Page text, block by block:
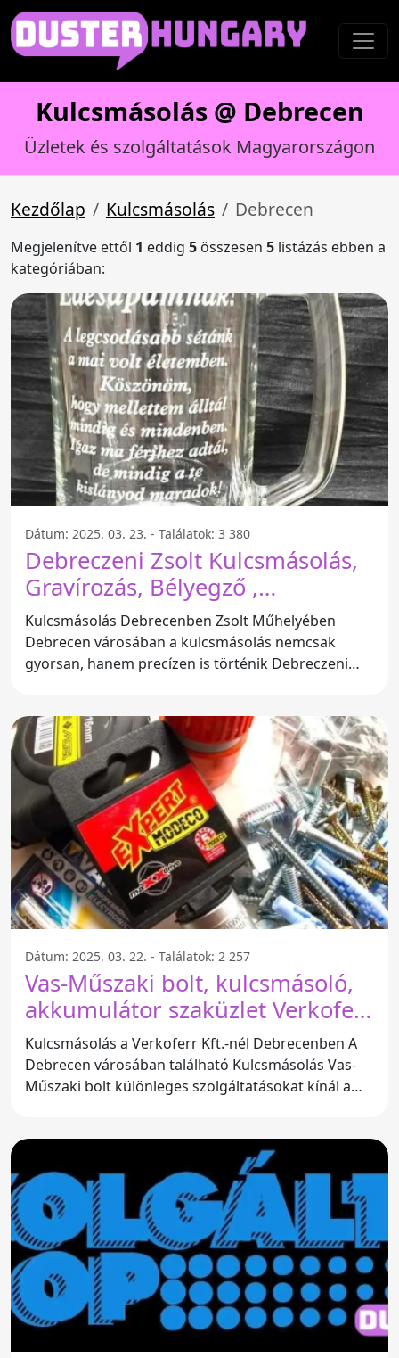
Kulcsmásolás @ Debrecen
Üzletek és szolgáltatások Magyarországon
Kezdőlap Kulcsmásolás Debrecen
Megjelenítve ettől 1 eddig 5 összesen 5 listázás ebben a
kategóriában:
Dátum: 2025. 03. 23. - Találatok: 3 380
Debreczeni Zsolt Kulcsmásolás,
Gravírozás, Bélyegző ,
Ajándéktárgyak - Debrecen
Kulcsmásolás Debrecenben Zsolt Műhelyében
Debrecen városában a kulcsmásolás nemcsak
gyorsan, hanem precízen is történik Debreczeni
Dátum: 2025. 03. 22. - Találatok: 2 257
Vas-Műszaki bolt, kulcsmásoló,
akkumulátor szaküzlet Verkoferr
Kft. - Debrecen
Kulcsmásolás a Verkoferr Kft.-nél Debrecenben A
Debrecen városában található Kulcsmásolás Vas-
Műszaki bolt különleges szolgáltatásokat kínál a